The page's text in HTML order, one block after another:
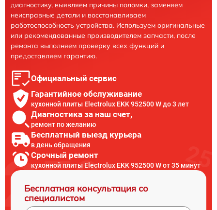
диагностику, выявляем причины поломки, заменяем
неисправные детали и восстанавливаем
работоспособность устройства. Используем оригинальные
или рекомендованные производителем запчасти, после
ремонта выполняем проверку всех функций и
предоставляем гарантию.
Официальный сервис
Гарантийное обслуживание
кухонной плиты Electrolux EKK 952500 W до 3 лет
Диагностика за наш счет,
ремонт по желанию
Бесплатный выезд курьера
в день обращения
Срочный ремонт
кухонной плиты Electrolux EKK 952500 W от 35 минут
Бесплатная консультация со
специалистом